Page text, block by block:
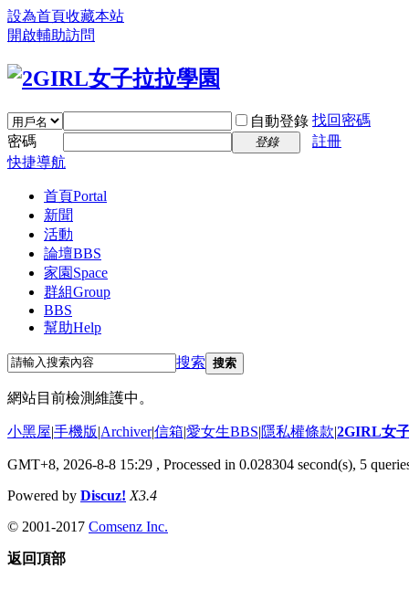
設為首頁收藏本站
開啟輔助訪問
自動登錄 找回密碼
密碼
登錄
註冊
快捷導航
首頁Portal
新聞
活動
論壇BBS
家園 Space
群組Group
BBS
幫助Help
搜索 搜索
網站目前檢測維護中。
小黑屋|手機版|Archiver|信箱|愛女生BBS|隱私權條款|2GIRL女
GMT+8, 2026-8-8 15:29 , Processed in 0.028304 second(s), 5
Powered by Discuz! X3.4
© 2001-2017 Comsenz Inc.
返回頂部